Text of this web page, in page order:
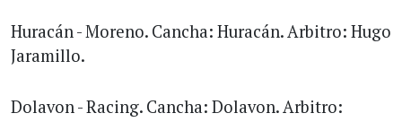
Huracán - Moreno. Cancha: Huracán. Arbitro: Hugo
Jaramillo.
Dolavon - Racing. Cancha: Dolavon. Arbitro: